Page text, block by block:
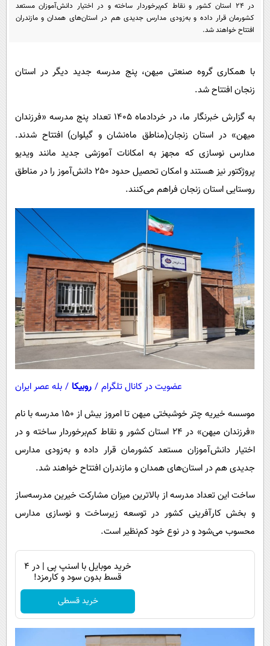
سرگرمی
حوادث
سلامت
فرهنگی
اجتماعی
حیات وحش
سیاست خارجی
پیامک
دانلود
در 24 استان کشور و نقاط کم‌برخوردار ساخته و در اختیار دانش‌آموزان مستعد
کشورمان قرار داده و به‌زودی مدارس جدیدی هم در استان‌های همدان و مازندران
افتتاح خواهند شد.
با همکاری گروه صنعتی میهن، پنج مدرسه جدید دیگر در استان
زنجان افتتاح شد.
به گزارش خبرنگار ما، در خردادماه 1405 تعداد پنج مدرسه «فرزندان
میهن» در استان زنجان(مناطق ماه‌نشان و گیلوان) افتتاح شدند.
مدارس نوسازی که مجهز به امکانات آموزشی جدید مانند ویدیو
پروژکتور نیز هستند و امکان تحصیل حدود 250 دانش‌آموز را در مناطق
روستایی استان زنجان فراهم می‌کنند.
عضویت در کانال تلگرام / روبیکا / بله عصر ایران
موسسه خیریه چتر خوشبختی میهن تا امروز بیش از 150 مدرسه با نام
«فرزندان میهن» در 24 استان کشور و نقاط کم‌برخوردار ساخته و در
اختیار دانش‌آموزان مستعد کشورمان قرار داده و به‌زودی مدارس
جدیدی هم در استان‌های همدان و مازندران افتتاح خواهند شد.
ساخت این تعداد مدرسه از بالاترین میزان مشارکت خیرین مدرسه‌ساز
و بخش کارآفرینی کشور در توسعه زیرساخت و نوسازی مدارس
محسوب می‌شود و در نوع خود کم‌نظیر است.
خرید موبایل با اسنپ پی | در ۴
قسط بدون سود و کارمزد!
خرید قسطی